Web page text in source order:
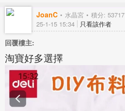
JoanC 水晶宮 積分: 53717
25-1-15 15:34 只看該作者
回覆樓主:
淘寶好多選擇